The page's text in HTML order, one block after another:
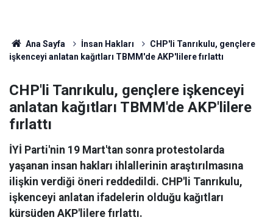
Ana Sayfa İnsan Hakları
CHP'li Tanrıkulu, gençlere
işkenceyi anlatan kağıtları TBMM'de AKP'lilere fırlattı
CHP'li Tanrıkulu, gençlere işkenceyi
anlatan kağıtları TBMM'de AKP'lilere
fırlattı
İYİ Parti'nin 19 Mart'tan sonra protestolarda
yaşanan insan hakları ihlallerinin araştırılmasına
ilişkin verdiği öneri reddedildi. CHP'li Tanrıkulu,
işkenceyi anlatan ifadelerin olduğu kağıtları
kürsüden AKP'lilere fırlattı.